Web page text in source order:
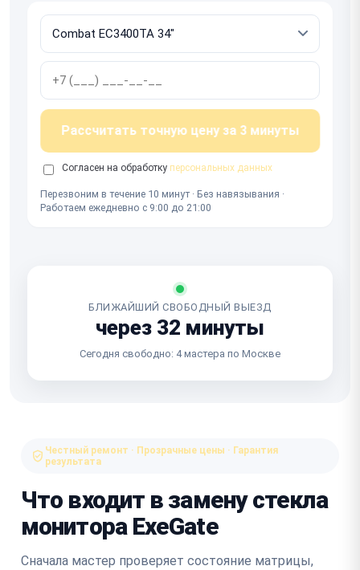
Рассчитать точную цену за 3 минуты
Согласен на обработку персональных данных
Перезвоним в течение 10 минут · Без навязывания ·
Работаем ежедневно с 9:00 до 21:00
БЛИЖАЙШИЙ СВОБОДНЫЙ ВЫЕЗД
через 32 минуты
Сегодня свободно: 4 мастера по Москве
Честный ремонт · Прозрачные цены · Гарантия
результата
Что входит в замену стекла
монитора ExeGate
Сначала мастер проверяет состояние матрицы,